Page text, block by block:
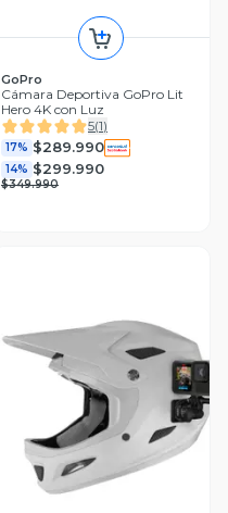
GoPro
Cámara Deportiva GoPro Lit
Hero 4K con Luz
5(1)
17% $289.990
14% $299.990
$349.990